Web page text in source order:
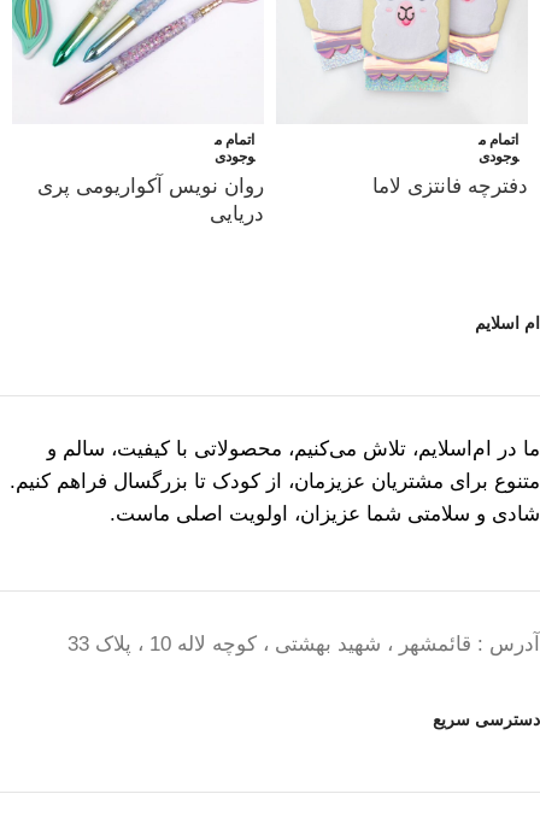
اتمام م
وجودی
دفترچه فانتزی لاما
اتمام م
وجودی
روان نویس آکواریومی پری
دریایی
ام اسلایم
ما در ام‌اسلایم، تلاش می‌کنیم، محصولاتی با کیفیت، سالم و
متنوع برای مشتریان عزیزمان، از کودک تا بزرگسال فراهم کنیم.
شادی و سلامتی شما عزیزان، اولویت اصلی ماست.
آدرس : قائمشهر ، شهید بهشتی ، کوچه لاله 10 ، پلاک 33
دسترسی سریع